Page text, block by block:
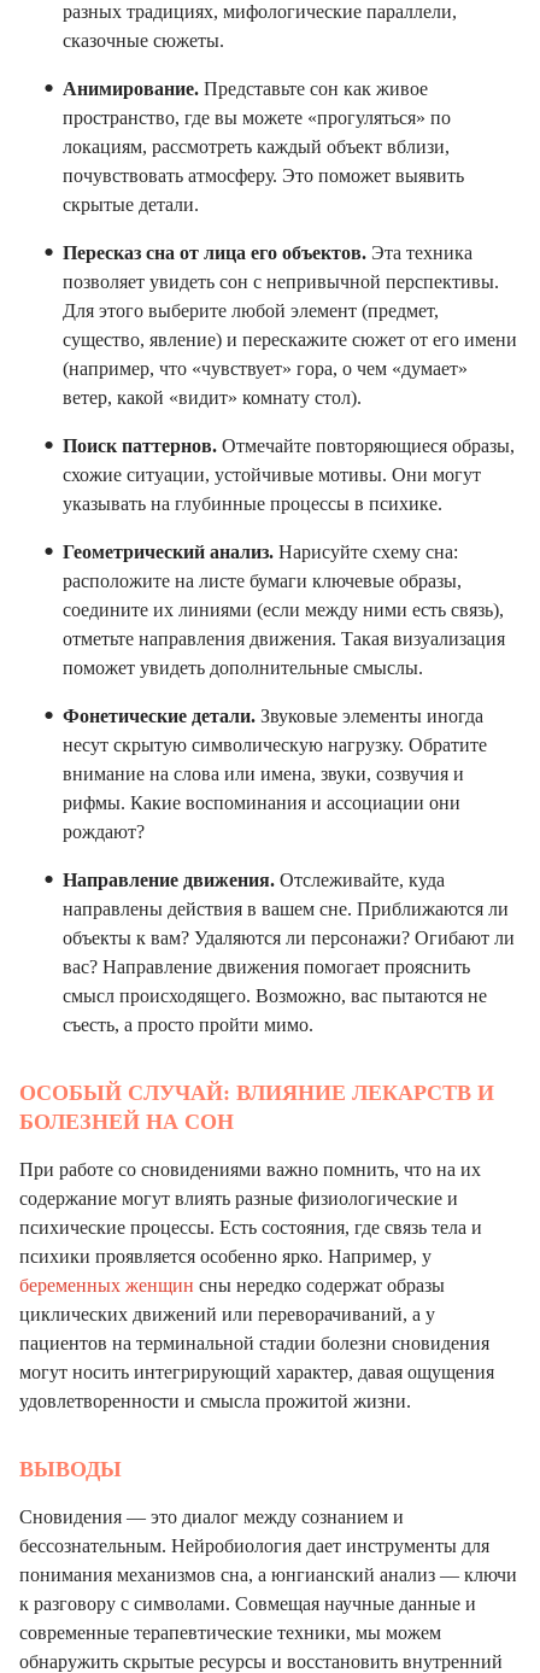
разных традициях, мифологические параллели,
сказочные сюжеты.
Анимирование. Представьте сон как живое
пространство, где вы можете «прогуляться» по
локациям, рассмотреть каждый объект вблизи,
почувствовать атмосферу. Это поможет выявить
скрытые детали.
Пересказ сна от лица его объектов. Эта техника
позволяет увидеть сон с непривычной перспективы.
Для этого выберите любой элемент (предмет,
существо, явление) и перескажите сюжет от его имени
(например, что «чувствует» гора, о чем «думает»
ветер, какой «видит» комнату стол).
Поиск паттернов. Отмечайте повторяющиеся образы,
схожие ситуации, устойчивые мотивы. Они могут
указывать на глубинные процессы в психике.
Геометрический анализ. Нарисуйте схему сна:
расположите на листе бумаги ключевые образы,
соедините их линиями (если между ними есть связь),
отметьте направления движения. Такая визуализация
поможет увидеть дополнительные смыслы.
Фонетические детали. Звуковые элементы иногда
несут скрытую символическую нагрузку. Обратите
внимание на слова или имена, звуки, созвучия и
рифмы. Какие воспоминания и ассоциации они
рождают?
Направление движения. Отслеживайте, куда
направлены действия в вашем сне. Приближаются ли
объекты к вам? Удаляются ли персонажи? Огибают ли
вас? Направление движения помогает прояснить
смысл происходящего. Возможно, вас пытаются не
съесть, а просто пройти мимо.
ОСОБЫЙ СЛУЧАЙ: ВЛИЯНИЕ ЛЕКАРСТВ И
БОЛЕЗНЕЙ НА СОН
При работе со сновидениями важно помнить, что на их
содержание могут влиять разные физиологические и
психические процессы. Есть состояния, где связь тела и
психики проявляется особенно ярко. Например, у
беременных женщин сны нередко содержат образы
циклических движений или переворачиваний, а у
пациентов на терминальной стадии болезни сновидения
могут носить интегрирующий характер, давая ощущения
удовлетворенности и смысла прожитой жизни.
ВЫВОДЫ
Сновидения — это диалог между сознанием и
бессознательным. Нейробиология дает инструменты для
понимания механизмов сна, а юнгианский анализ — ключи
к разговору с символами. Совмещая научные данные и
современные терапевтические техники, мы можем
обнаружить скрытые ресурсы и восстановить внутренний